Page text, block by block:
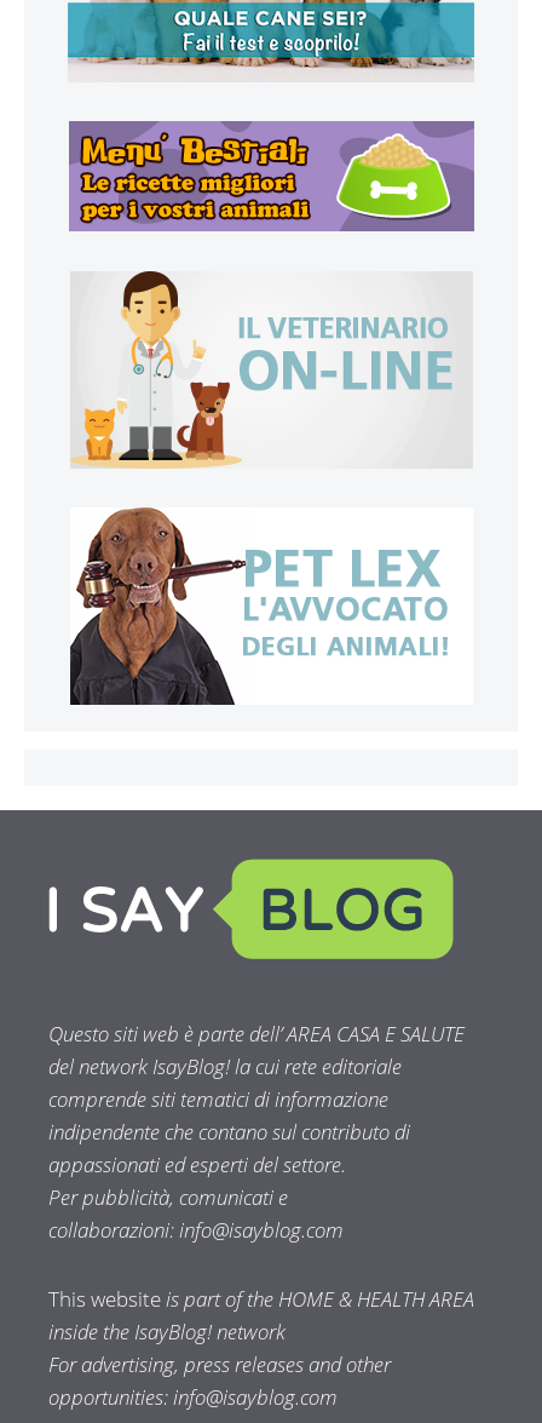
Questo siti web è parte dell’ AREA CASA E SALUTE
del network IsayBlog! la cui rete editoriale
comprende siti tematici di informazione
indipendente che contano sul contributo di
appassionati ed esperti del settore.
Per pubblicità, comunicati e
collaborazioni:info@isayblog.com
This websiteis part of the HOME & HEALTH AREA
inside the IsayBlog! network
For advertising, press releases and other
opportunities:info@isayblog.com